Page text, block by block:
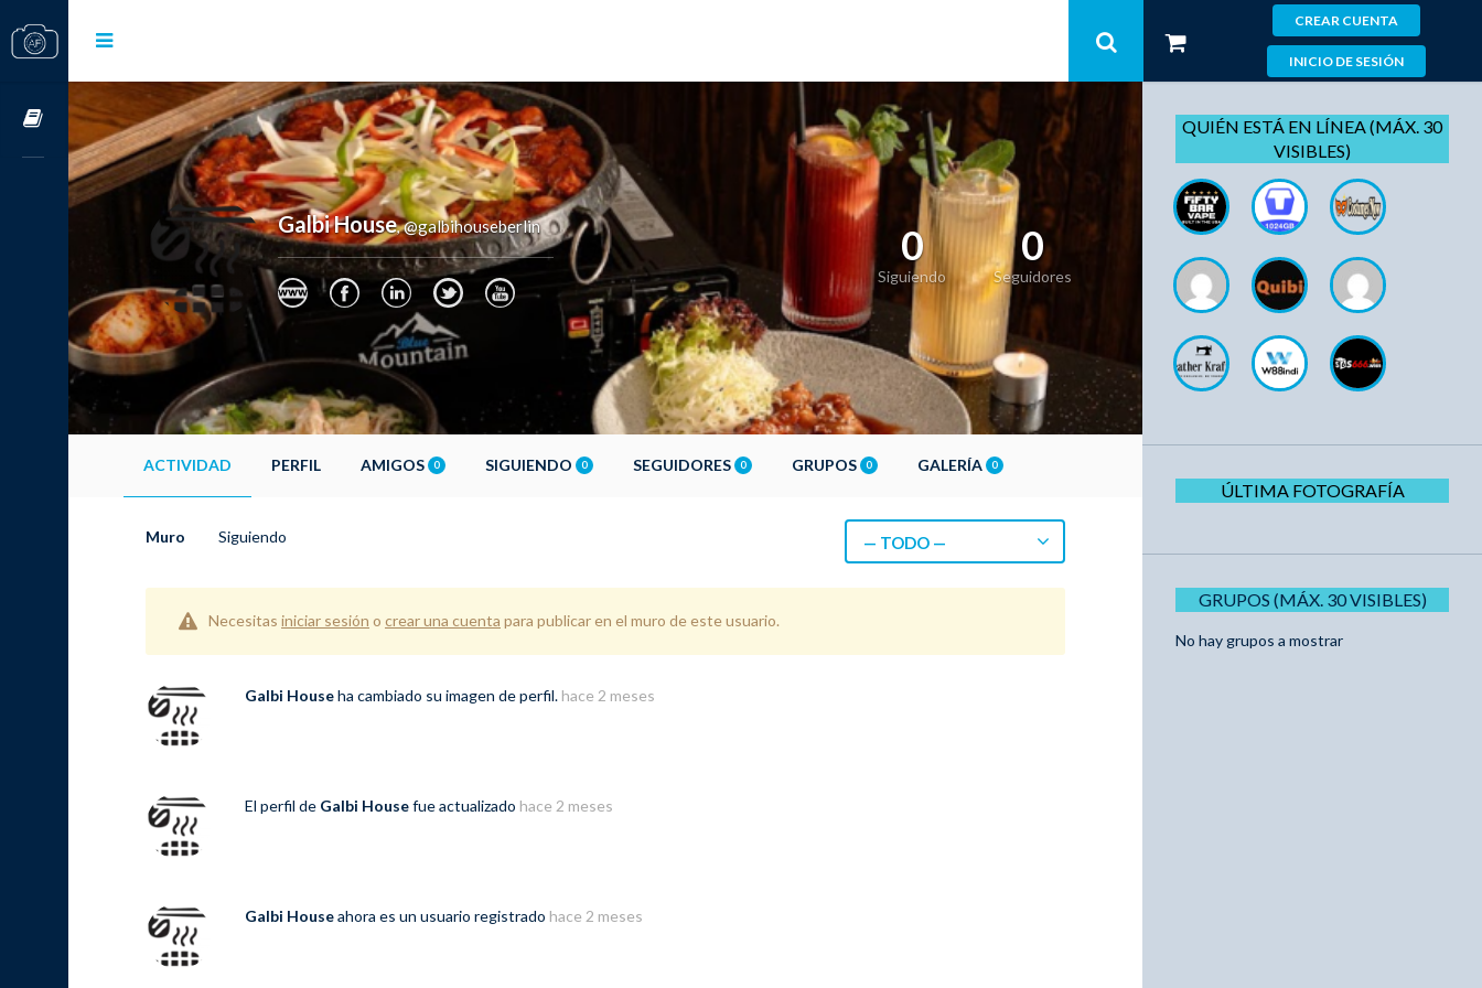
CREAR CUENTA
INICIO DE SESIÓN
Cursos OnLine
Galbi House,@galbihouseberlin 0
Siguiendo
0
Seguidores
ACTIVIDAD PERFIL AMIGOS 0 SIGUIENDO 0 SEGUIDORES 0 GRUPOS 0 GALERÍA 0
Muro Siguiendo — TODO —
Necesitas iniciar sesión o crear una cuenta para publicar en el muro de este usuario.
Galbi Househa cambiado su imagen de perfil. hace 2 meses
El perfil de Galbi Housefue actualizado hace 2 meses
Galbi Houseahora es un usuario registrado hace 2 meses
QUIÉN ESTÁ EN LÍNEA (MÁX. 30
VISIBLES)
ÚLTIMA FOTOGRAFÍA
GRUPOS (MÁX. 30 VISIBLES)
No hay grupos a mostrar